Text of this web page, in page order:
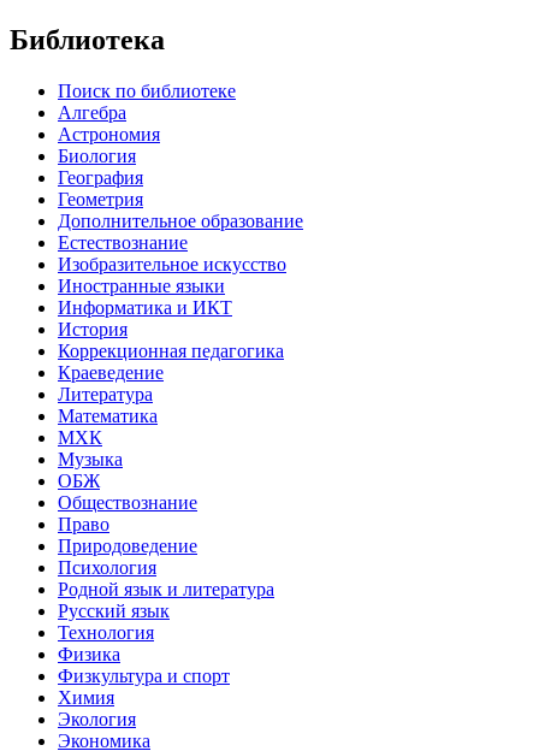
Библиотека
Поиск по библиотеке
Алгебра
Астрономия
Биология
География
Геометрия
Дополнительное образование
Естествознание
Изобразительное искусство
Иностранные языки
Информатика и ИКТ
История
Коррекционная педагогика
Краеведение
Литература
Математика
МХК
Музыка
ОБЖ
Обществознание
Право
Природоведение
Психология
Родной язык и литература
Русский язык
Технология
Физика
Физкультура и спорт
Химия
Экология
Экономика